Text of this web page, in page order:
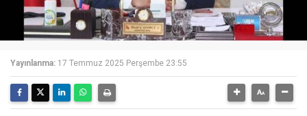
Yayınlanma: 17 Temmuz 2025 Perşembe 23:55